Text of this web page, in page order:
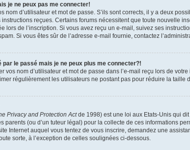
je ne peux pas me connecter!
nom d’utilisateur et mot de passe. S’ils sont corrects, il y a deux
reçues. Certains forums nécessitent que toute nouvelle
lors de l’inscription. Si vous avez reçu un e-mail, suivez ses
Si vous êtes sûr de l’adresse e-mail fournie, contactez
le passé mais je ne peux plus me connecter?!
vos nom d’utilisateur et mot de passe dans l’e-mail reçu lors de
régulièrement les utilisateurs ne postant pas pour réduire la
Privacy and Protection Actde 1998) est une loi aux Etats-Unis qui
parents (ou d’un tuteur légal) pour la collecte de ces informations
Internet auquel vous tentez de vous inscrire, demandez une
sorte, à l’exception de celles soulignées ci-dessous.